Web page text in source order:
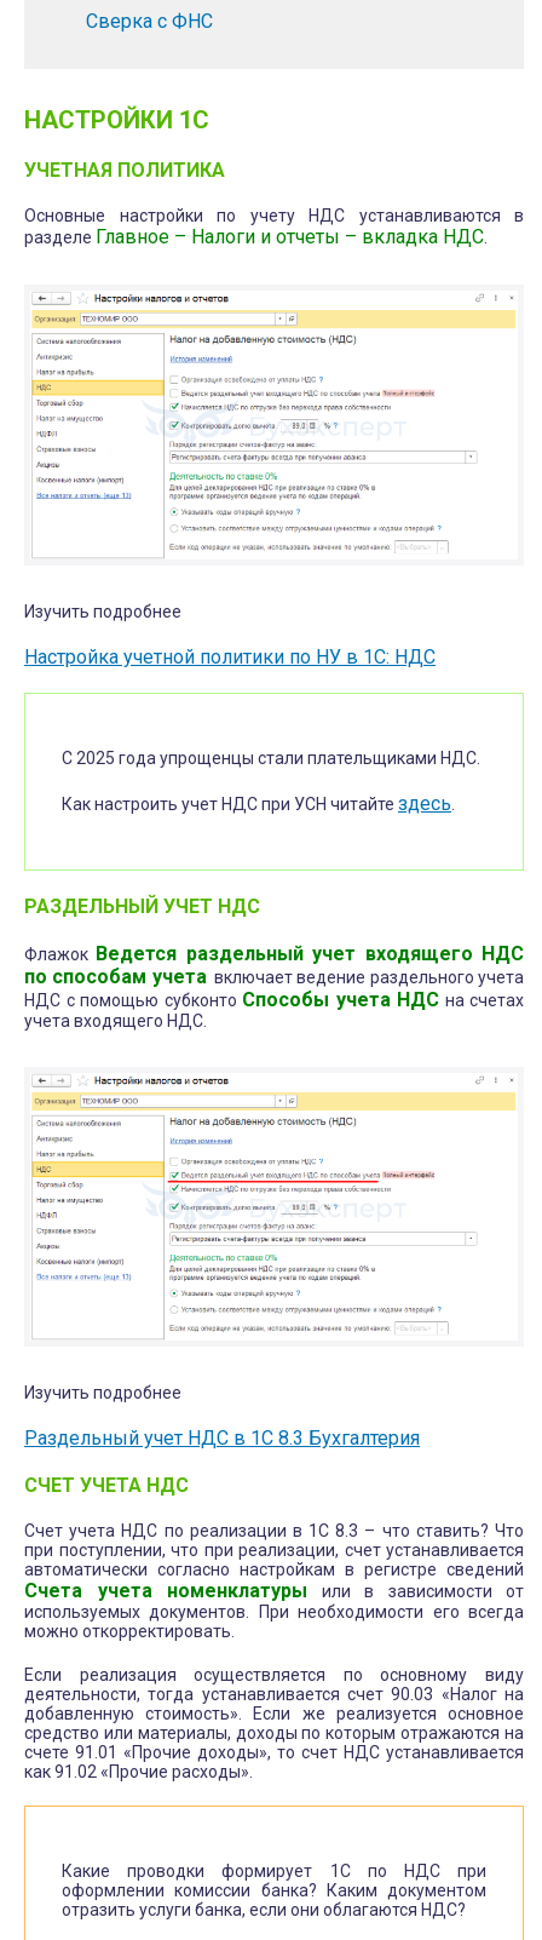
Сверка с ФНС
НАСТРОЙКИ 1С
УЧЕТНАЯ ПОЛИТИКА
Основные настройки по учету НДС устанавливаются в
разделе Главное – Налоги и отчеты – вкладка НДС.
Изучить подробнее
Настройка учетной политики по НУ в 1С: НДС
С 2025 года упрощенцы стали плательщиками НДС.
Как настроить учет НДС при УСН читайте здесь
РАЗДЕЛЬНЫЙ УЧЕТ НДС
Флажок Ведется раздельный учет входящего НДС
по способам учета включает ведение раздельного учета
НДС с помощью субконто Способы учета НДС на счетах
учета входящего НДС.
Изучить подробнее
Раздельный учет НДС в 1С 8.3 Бухгалтерия
СЧЕТ УЧЕТА НДС
Счет учета НДС по реализации в 1С 8.3 – что ставить? Что
при поступлении, что при реализации, счет устанавливается
автоматически согласно настройкам в регистре сведений
Счета учета номенклатуры или в зависимости от
используемых документов. При необходимости его всегда
можно откорректировать.
Если реализация осуществляется по основному виду
деятельности, тогда устанавливается счет 90.03 «Налог на
добавленную стоимость». Если же реализуется основное
средство или материалы, доходы по которым отражаются на
счете 91.01 «Прочие доходы», то счет НДС устанавливается
как 91.02 «Прочие расходы».
Какие проводки формирует 1С по НДС при
оформлении комиссии банка? Каким документом
отразить услуги банка, если они облагаются НДС?